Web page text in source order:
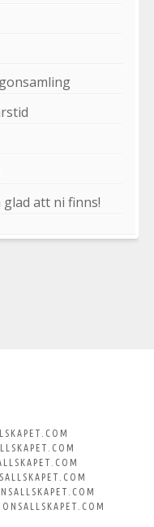
att ni finns!